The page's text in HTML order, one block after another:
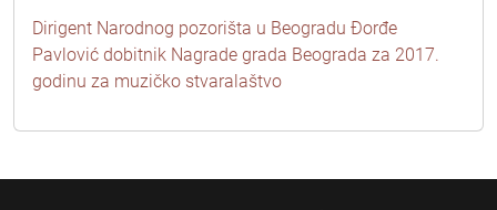
Dirigent Narodnog pozorišta u Beogradu Đorđe
Pavlović dobitnik Nagrade grada Beograda za 2017.
godinu za muzičko stvaralaštvo